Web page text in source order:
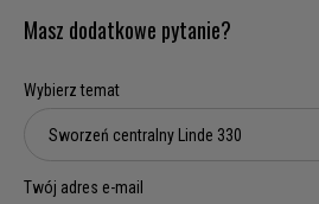
Masz dodatkowe pytanie?